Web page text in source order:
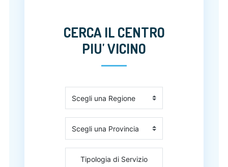
CERCA IL CENTRO
PIU' VICINO
Tipologia di Servizio